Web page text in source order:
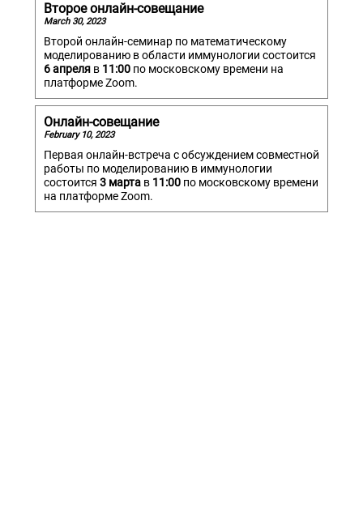
Второе онлайн-совещание
March 30, 2023
Второй онлайн-семинар по математическому
моделированию в области иммунологии состоится
6 апреляв 11:00по московскому времени на
платформе Zoom.
Онлайн-совещание
February 10, 2023
Первая онлайн-встреча с обсуждением совместной
работы по моделированию в иммунологии
состоится 3 мартав 11:00по московскому времени
на платформе Zoom.